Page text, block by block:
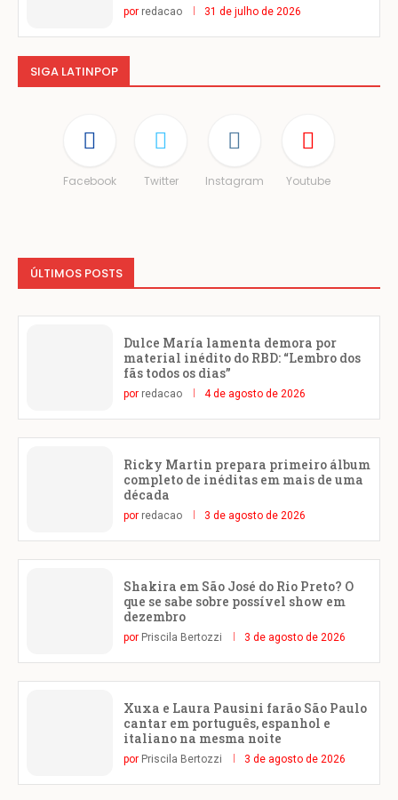
por redacao 31 de julho de 2026
SIGA LATINPOP
Facebook Twitter Instagram Youtube
ÚLTIMOS POSTS
Dulce María lamenta demora por
material inédito do RBD: “Lembro dos
fãs todos os dias”
por redacao 4 de agosto de 2026
Ricky Martin prepara primeiro álbum
completo de inéditas em mais de uma
década
por redacao 3 de agosto de 2026
Shakira em São José do Rio Preto? O
que se sabe sobre possível show em
dezembro
por Priscila Bertozzi 3 de agosto de 2026
Xuxa e Laura Pausini farão São Paulo
cantar em português, espanhol e
italiano na mesma noite
por Priscila Bertozzi 3 de agosto de 2026